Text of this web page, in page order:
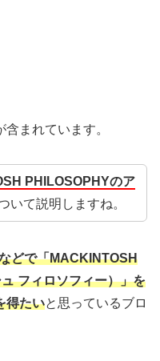
まれています。
PHILOSOPHYのア
いて説明しますね。
どで「MACKINTOSH
フィロソフィー）」を
得たいと思っているブロ